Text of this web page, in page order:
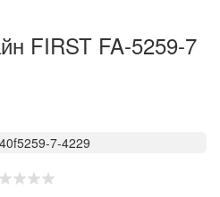
FIRST FA-5259-7
7-4229